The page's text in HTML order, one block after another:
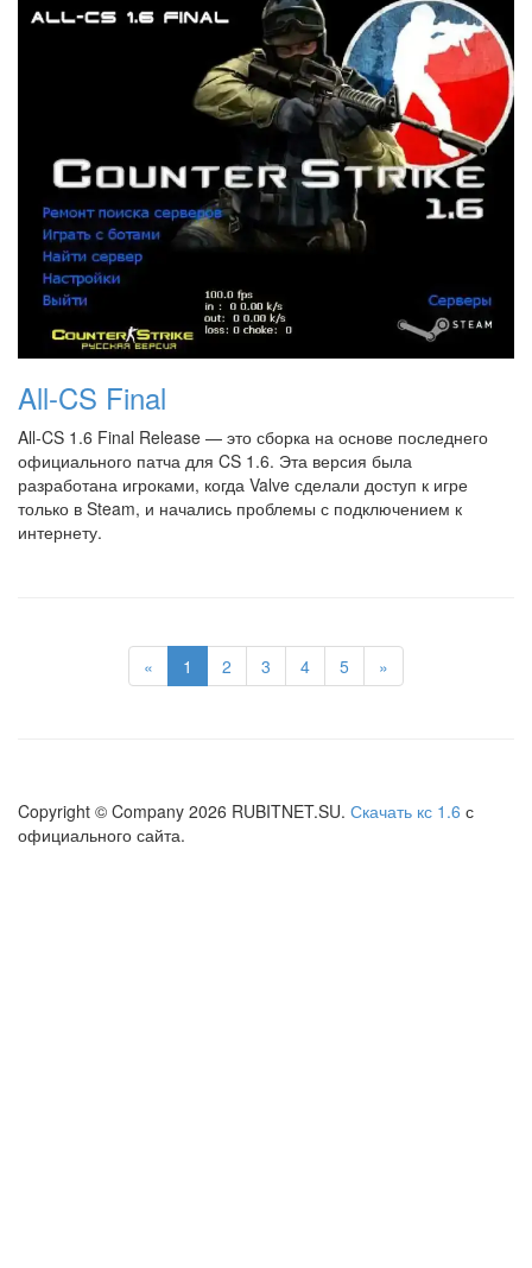
All-CS Final
All-CS 1.6 Final Release — это сборка на основе последнего
официального патча для CS 1.6. Эта версия была
разработана игроками, когда Valve сделали доступ к игре
только в Steam, и начались проблемы с подключением к
интернету.
« 1 2 3 4 5 »
Copyright © Company 2026 RUBITNET.SU. Скачать кс 1.6 с
официального сайта.